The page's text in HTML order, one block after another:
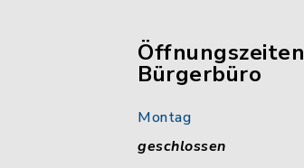
Öffnungszeiten
Bürgerbüro
Montag
geschlossen